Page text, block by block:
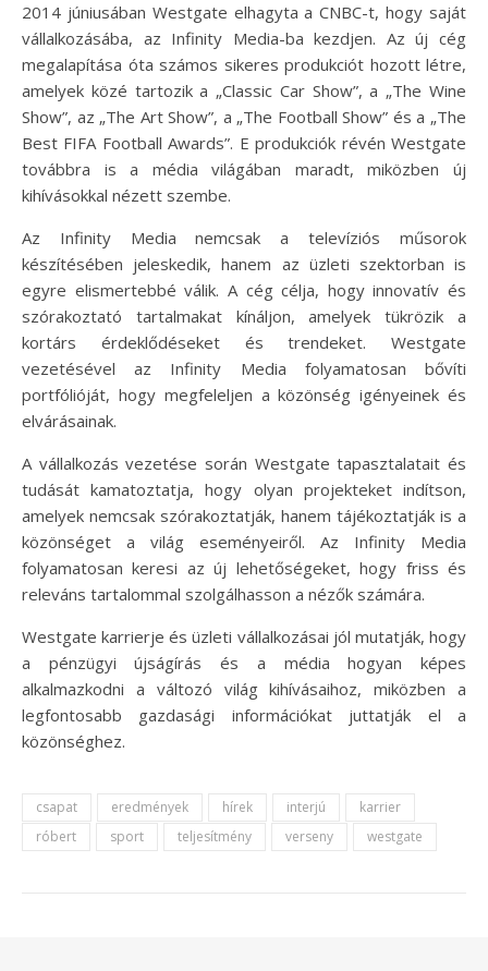
2014 júniusában Westgate elhagyta a CNBC-t, hogy saját
vállalkozásába, az Infinity Media-ba kezdjen. Az új cég
megalapítása óta számos sikeres produkciót hozott létre,
amelyek közé tartozik a „Classic Car Show”, a „The Wine
Show”, az „The Art Show”, a „The Football Show” és a „The
Best FIFA Football Awards”. E produkciók révén Westgate
továbbra is a média világában maradt, miközben új
kihívásokkal nézett szembe.
Az Infinity Media nemcsak a televíziós műsorok
készítésében jeleskedik, hanem az üzleti szektorban is
egyre elismertebbé válik. A cég célja, hogy innovatív és
szórakoztató tartalmakat kínáljon, amelyek tükrözik a
kortárs érdeklődéseket és trendeket. Westgate
vezetésével az Infinity Media folyamatosan bővíti
portfólióját, hogy megfeleljen a közönség igényeinek és
elvárásainak.
A vállalkozás vezetése során Westgate tapasztalatait és
tudását kamatoztatja, hogy olyan projekteket indítson,
amelyek nemcsak szórakoztatják, hanem tájékoztatják is a
közönséget a világ eseményeiről. Az Infinity Media
folyamatosan keresi az új lehetőségeket, hogy friss és
releváns tartalommal szolgálhasson a nézők számára.
Westgate karrierje és üzleti vállalkozásai jól mutatják, hogy
a pénzügyi újságírás és a média hogyan képes
alkalmazkodni a változó világ kihívásaihoz, miközben a
legfontosabb gazdasági információkat juttatják el a
közönséghez.
csapat eredmények hírek interjú
karrier
róbert
sport teljesítmény verseny westgate